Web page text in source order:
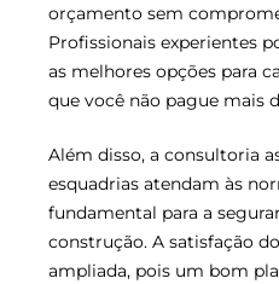
orçamento sem
Profissionais experientes
as melhores opções para
que você não pague mais
Além disso, a consultoria
esquadrias atendam às
fundamental para a
construção. A satisfação
ampliada, pois um bom